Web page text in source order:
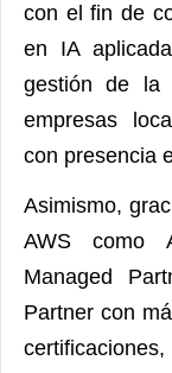
con el fin de
en IA
gestión de la
empresas
con presencia
Asimismo,
AWS como
Managed
Partner con